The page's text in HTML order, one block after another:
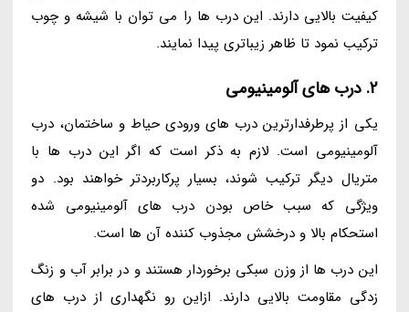
کیفیت بالایی دارند. این درب ها را می توان با شیشه و چوب
ترکیب نمود تا ظاهر زیباتری پیدا نمایند.
2. درب های آلومینیومی
یکی از پرطرفدارترین درب های ورودی حیاط و ساختمان، درب
آلومینیومی است. لازم به ذکر است که اگر این درب ها با
متریال دیگر ترکیب شوند، بسیار پرکاربردتر خواهند بود. دو
ویژگی که سبب خاص بودن درب های آلومینیومی شده
استحکام بالا و درخشش مجذوب کننده آن ها است.
این درب ها از وزن سبکی برخوردار هستند و در برابر آب و زنگ
زدگی مقاومت بالایی دارند. ازاین رو نگهداری از درب های